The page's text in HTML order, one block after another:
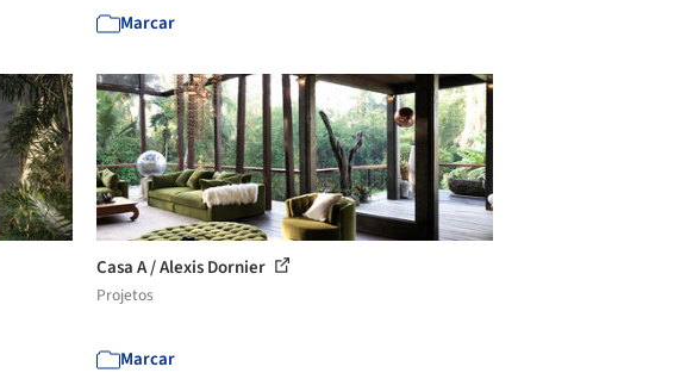
Marcar
Casa A / Alexis Dornier
Projetos
Marcar